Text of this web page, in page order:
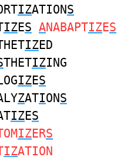
IZATIONS
IZES ANABAPTIZES
IZED
THETIZING
IZES
ZATIONS
IZES
IZERS
IZATION